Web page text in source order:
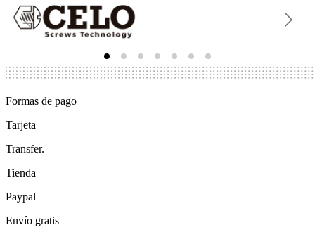
Formas de pago
Tarjeta
Transfer.
Tienda
Paypal
Envío gratis